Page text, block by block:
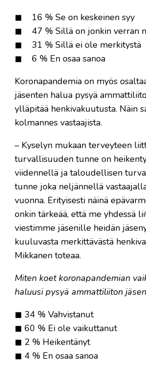
◼ 16 % Se on keskeinen syy
◼ 47 % Sillä on jonkin verran
◼ 31 % Sillä ei ole merkitystä
◼ 6 % En osaa sanoa
Koronapandemia on myös
jäsenten halua pysyä
ylläpitää henkivakuutusta. Näin
kolmannes vastaajista.
– Kyselyn mukaan terveyteen
turvallisuuden tunne on
viidennellä ja taloudellisen
tunne joka neljännellä
vuonna. Erityisesti näinä
onkin tärkeää, että me yhdessä
viestimme jäsenille heidän
kuuluvasta merkittävästä
Mikkanen toteaa.
Miten koet koronapandemian
haluusi pysyä ammattiliiton
◼ 34 % Vahvistanut
◼ 60 % Ei ole vaikuttanut
◼ 2 % Heikentänyt
◼ 4 % En osaa sanoa